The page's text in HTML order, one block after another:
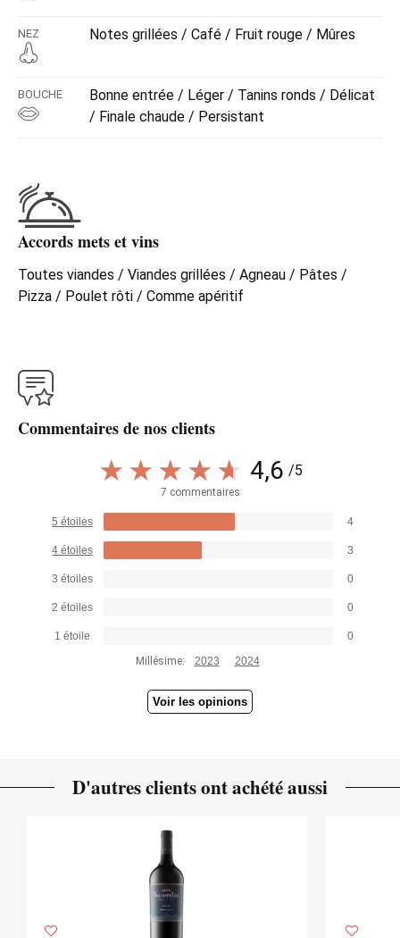
NEZ Notes grillées / Café / Fruit rouge / Mûres
BOUCHE
Bonne entrée / Léger / Tanins ronds / Délicat
/ Finale chaude / Persistant
Accords mets et vins
Toutes viandes / Viandes grillées / Agneau / Pâtes /
Pizza / Poulet rôti / Comme apéritif
Commentaires de nos clients
4,6 /5
7 commentaires
5 étoiles 4
4 étoiles 3
3 étoiles 0
2 étoiles 0
1 étoile
0
Millésime:
2023 2024
Voir les opinions
D'autres clients ont achété aussi